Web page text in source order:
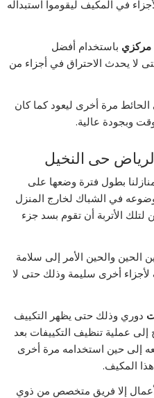
في المكيف ليقوموا استبداله
باستخدام أفضل
لا يحدث الاحتراق في أجزاء من
مرة أخرى ليعود كما كان
وبجودة عالية.
حى النخيل
بطول فترة وضعها على
في الشباك لخارج المنزل
لتلك الأتربة أن تقوم بسد جزء
الحين والحين الأمر إلى سلامة
أخرى سليمة وذلك حتى لا
دوري وذلك حتى يظهر التكييف
عملية تنظيف التكييفات بعد
إلى حين استخدامه مرة أخرى
المكيف.
إلا فريق متخصص من ذوي